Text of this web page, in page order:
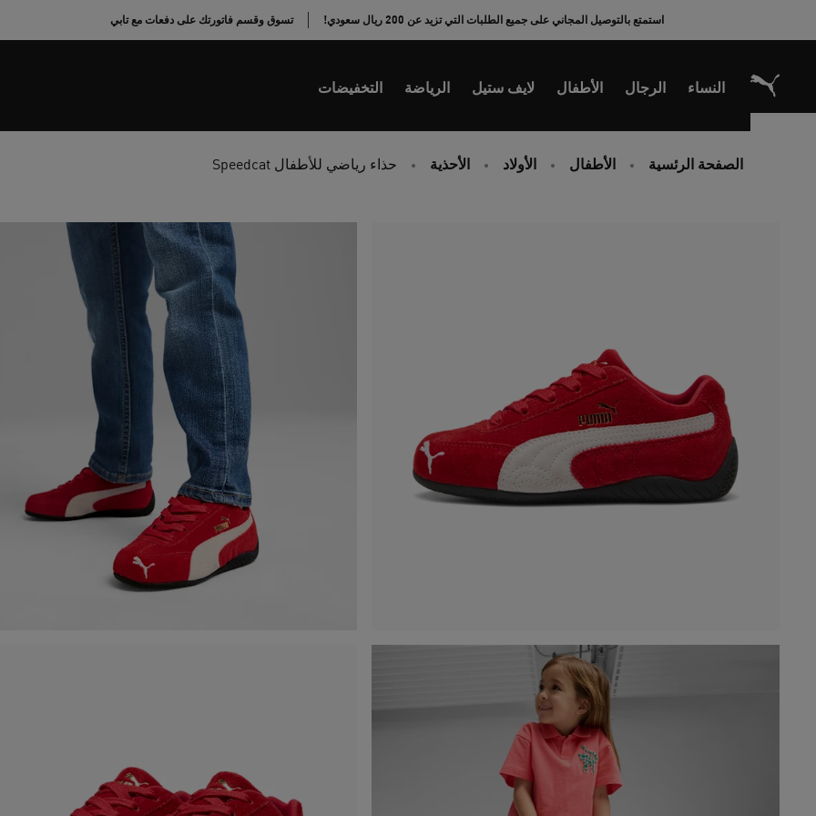
استمتع بالتوصيل المجاني على جميع الطلبات التي تزيد عن 200 ريال سعودي! تسوق وقسم فاتورتك على دفعات مع تابي
النساء الرجال الأطفال لايف ستيل الرياضة التخفيضات
الصفحة الرئسية الأطفال الأولاد الأحذية حذاء رياضي للأطفال Speedcat